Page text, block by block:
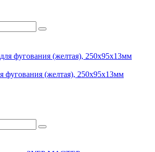
фугования (желтая), 250х95х13мм